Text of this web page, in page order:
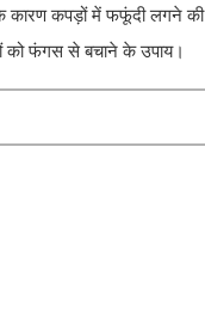
कारण कपड़ों में फफूंदी लगने की
फंगस से बचाने के उपाय।